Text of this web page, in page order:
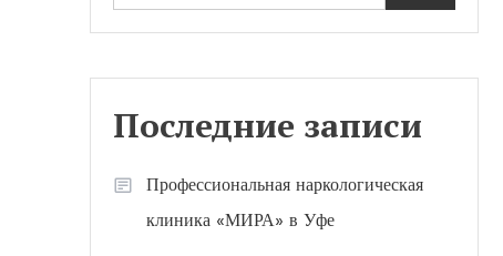
Последние записи
Профессиональная наркологическая
клиника «МИРА» в Уфе